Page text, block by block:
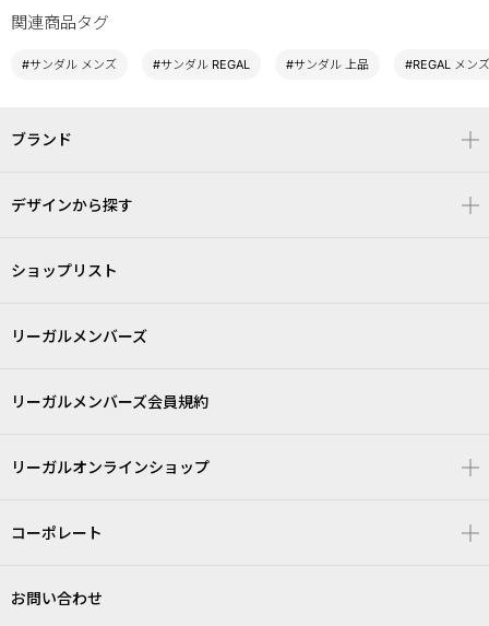
関連商品タグ
#サンダル メンズ #サンダル REGAL #サンダル 上品 #REGAL メンズ
ブランド
デザインから探す
ショップリスト
リーガルメンバーズ
リーガルメンバーズ会員規約
リーガルオンラインショップ
コーポレート
お問い合わせ